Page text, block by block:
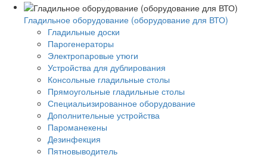
Гладильное оборудование (оборудование для ВТО)
Гладильные доски
Парогенераторы
Электропаровые утюги
Устройства для дублирования
Консольные гладильные столы
Прямоугольные гладильные столы
Специальизированное оборудование
Дополнительные устройства
Пароманекены
Дезинфекция
Пятновыводитель